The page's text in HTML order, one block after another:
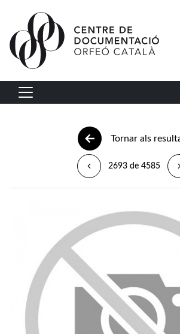
Vés al contingut
Navegació principal
Tornar als
2693 de 4585